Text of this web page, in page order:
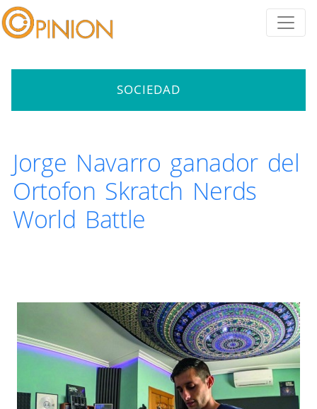
SOCIEDAD
Jorge Navarro ganador del
Ortofon Skratch Nerds
World Battle